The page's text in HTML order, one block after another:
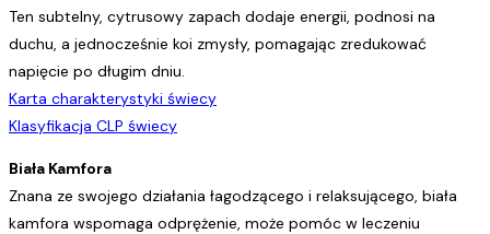
Ten subtelny, cytrusowy zapach dodaje energii, podnosi na
duchu, a jednocześnie koi zmysły, pomagając zredukować
napięcie po długim dniu.
Karta charakterystyki świecy
Klasyfikacja CLP świecy
Biała Kamfora
Znana ze swojego działania łagodzącego i relaksującego, biała
kamfora wspomaga odprężenie, może pomóc w leczeniu